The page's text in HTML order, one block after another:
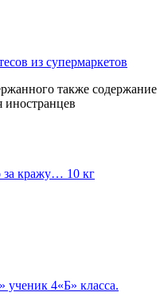
из супермаркетов
также содержание
иностранцев
за кражу… 10 кг
ученик 4«Б» класса.